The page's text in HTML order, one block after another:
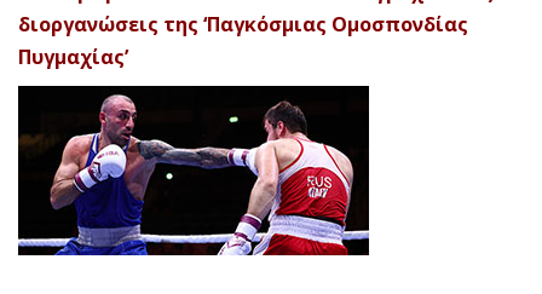
διοργανώσεις της ‘Παγκόσμιας Ομοσπονδίας
Πυγμαχίας’